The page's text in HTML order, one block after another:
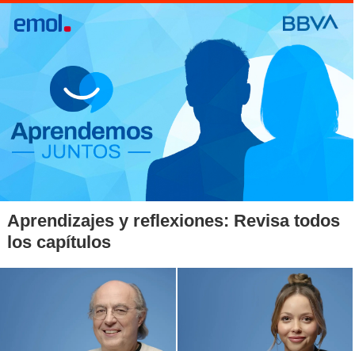
Aprendizajes y reflexiones: Revisa todos
los capítulos